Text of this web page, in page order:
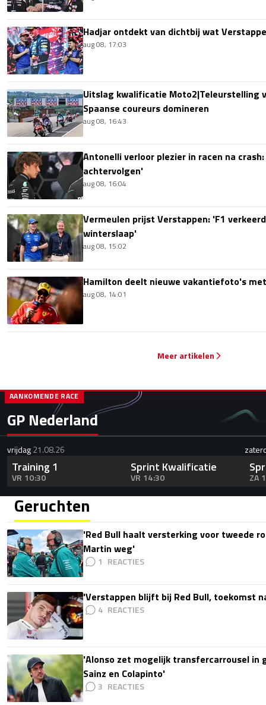
Hadjar ontdekt van dichtbij wat
aug 08, 17:03
Uitslag kwalificatie Moto2|Teleurstelling
Spaanse coureurs domineren
aug 08, 16:43
Antonelli verloor plezier in racen na
achtervolgen'
aug 08, 16:04
Vermeulen prijst Verstappen: 'F1
winterslaap'
aug 08, 15:02
Hamilton deelt nieuwe vakantiefoto's
aug 08, 14:01
Meer artikelen
GP Nederland
AANKOMENDE RACE
vrijdag21.08.26
Training 1
VR 10:30
Sprint Kwalificatie
VR 14:30 ZA
Geruchten
'Red Bull haalt versterking voor tweede
Martin weg'
1
'Verstappen blijft bij Red Bull, toekomst
4
'Alonso zet mogelijk transfercarrousel in
Sainz en Colapinto'
3